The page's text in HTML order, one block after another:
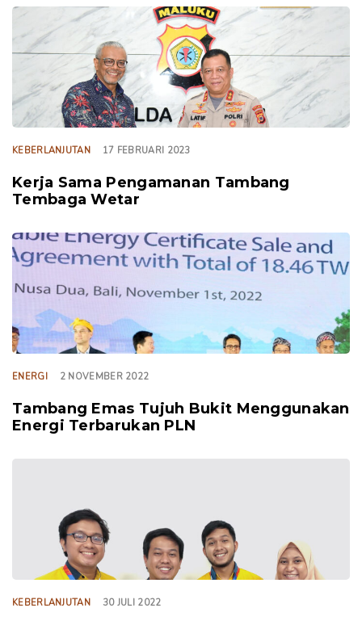
TAGS
KEBERLANJUTAN 17 FEBRUARI 2023
Kerja Sama Pengamanan Tambang
Tembaga Wetar
TAGS
ENERGI 2 NOVEMBER 2022
Tambang Emas Tujuh Bukit Menggunakan
Energi Terbarukan PLN
KEBERLANJUTAN 30 JULI 2022